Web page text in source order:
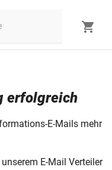
erfolgreich
E-Mails mehr
E-Mail Verteiler